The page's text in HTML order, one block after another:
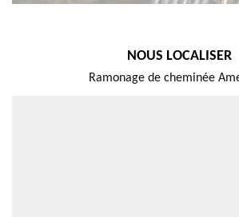
NOUS LOCALISER
Ramonage de cheminée